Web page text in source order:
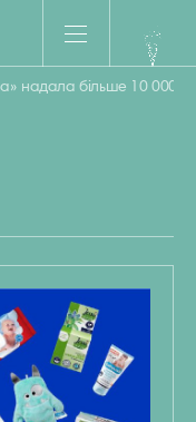
надала більше 10 000